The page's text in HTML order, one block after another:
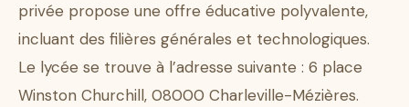
privée propose une offre éducative polyvalente,
incluant des filières générales et technologiques.
Le lycée se trouve à l’adresse suivante : 6 place
Winston Churchill, 08000 Charleville-Mézières.